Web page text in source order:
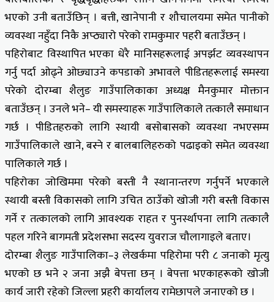
भएको उनी बताउँछिन् । बत्ती, खानेपानी र शौचालयमा समेत पानीको
व्यवस्था नहुँदा निकै अप्ठ्यारो परेको रामकुमार पहरी बताउँछन् ।
पहिरोबाट विस्थापित भएका धेरै मानिसहरूलाई अपर्झट व्यवस्थापन
गर्नु पर्दा ओढ्ने ओछ्याउने कपडाको अभावले पीडितहरूलाई समस्या
परेको दोरम्बा शैलुङ गाउँपालिकाका अध्यक्ष मैनकुमार मोक्तान
बताउँछन् । उनले भने– यी समस्याहरू गाउँपालिकाले तत्कालै समाधान
गर्छ । पीडितहरुको लागि स्थायी बसोबासको व्यवस्था नभएसम्म
गाउँपालिकाले खाने, बस्ने र बालबालिहरुको पढाइको समेत व्यवस्था
पालिकाले गर्छ ।
पहिरोका जोखिममा परेको बस्ती नै स्थानान्तरण गर्नुपर्ने भएकाले
स्थायी बस्ती विकासको लागि उचित ठाउँको खोजी गरी बस्ती विकास
गर्ने र तत्कालको लागि आवश्यक राहत र पुनर्स्थापना लागि तत्कालै
पहल गरिने बागमती प्रदेशसभा सदस्य युवराज चौलागाइले बताए।
दोरम्बा शैलुङ गाउँपालिका–३ लेखर्कमा पहिरोमा परी ८ जनाको मृत्यु
भएको छ भने २ जना अझै बेपत्ता छन् । बेपत्ता भएकाहरूको खोजी
कार्य जारी रहेको जिल्ला प्रहरी कार्यालय रामेछापले जनाएको छ ।